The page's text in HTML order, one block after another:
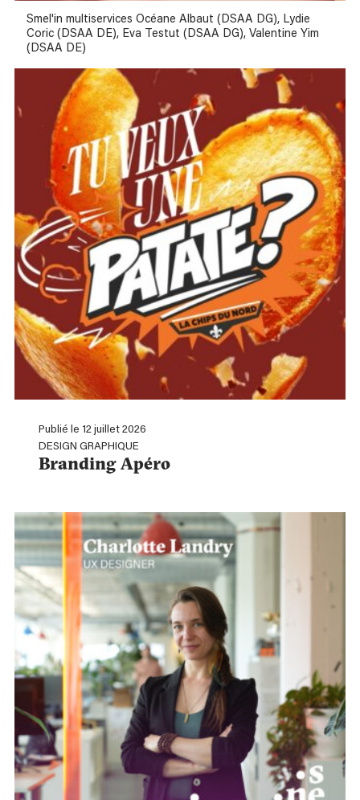
Smel'in multiservices Océane Albaut (DSAA DG), Lydie
Coric (DSAA DE), Eva Testut (DSAA DG), Valentine Yim
(DSAA DE)
Publié le 12 juillet 2026
DESIGN GRAPHIQUE
Branding Apéro